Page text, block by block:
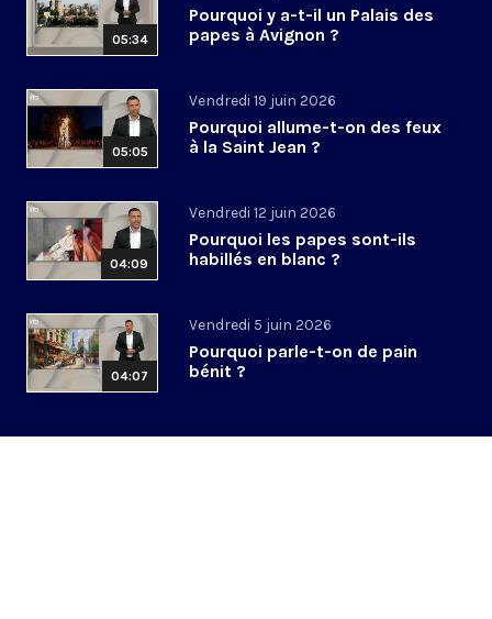
05:34
Pourquoi y a-t-il un Palais des
papes à Avignon ?
05:05
Vendredi 19 juin 2026
Pourquoi allume-t-on des feux
à la Saint Jean ?
04:09
Vendredi 12 juin 2026
Pourquoi les papes sont-ils
habillés en blanc ?
04:07
Vendredi 5 juin 2026
Pourquoi parle-t-on de pain
bénit ?